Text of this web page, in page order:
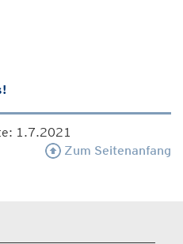
1.7.2021
Zum Seitenanfang